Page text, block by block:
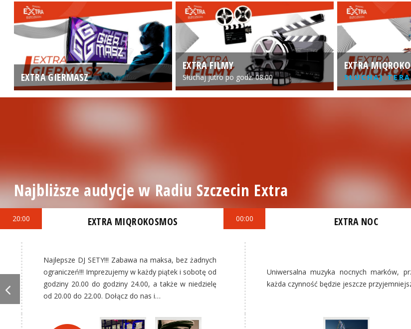
EXTRA GIERMASZ
EXTRA FILMY
Słuchaj jutro po godz. 08:00
EXTRA
SŁUCHAJ
Najbliższe audycje w Radiu Szczecin Extra
20:00 EXTRA MIQROKOSMOS
Najlepsze DJ SETY!!! Zabawa na maksa, bez żadnych
ograniczeń!!! Imprezujemy w każdy piątek i sobotę od
godziny 20.00 do godziny 24.00, a także w niedzielę
od 20.00 do 22.00. Dołącz do nas i…
00:00 EXTRA NOC
Uniwersalna muzyka nocnych marków,
każda czynność będzie jeszcze